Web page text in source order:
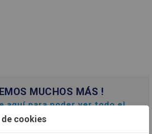
MUCHOS MÁS !
aquípara poder ver todo el
y los precios.
cookies